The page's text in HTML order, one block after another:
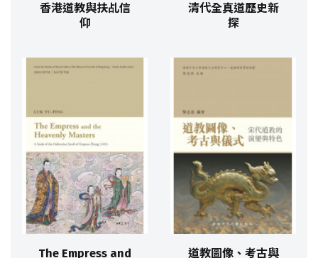
香港道教與扶乩信
仰
清代全真道歷史新
探
The Empress and
道教圖像、考古與